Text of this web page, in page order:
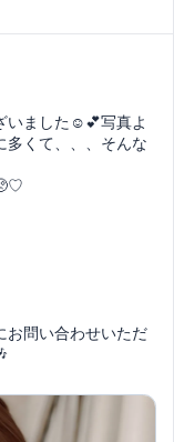
いました☺️💕写真よ
多くて、、、そんな
お問い合わせいただ